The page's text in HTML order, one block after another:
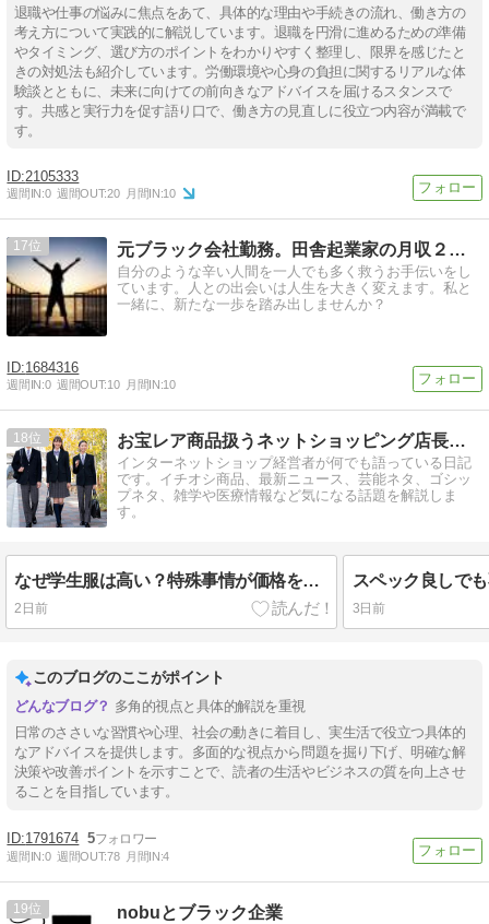
退職や仕事の悩みに焦点をあて、具体的な理由や手続きの流れ、働き方の
考え方について実践的に解説しています。退職を円滑に進めるための準備
やタイミング、選び方のポイントをわかりやすく整理し、限界を感じたと
きの対処法も紹介しています。労働環境や心身の負担に関するリアルな体
験談とともに、未来に向けての前向きなアドバイスを届けるスタンスで
す。共感と実行力を促す語り口で、働き方の見直しに役立つ内容が満載で
す。
2105333
週間IN:0 週間OUT:20 月間IN:10
17 元ブラック会社勤務。田舎起業家の月収２３万在宅ワークの全て
自分のような辛い人間を一人でも多く救うお手伝いをし
ています。人との出会いは人生を大きく変えます。私と
一緒に、新たな一歩を踏み出しませんか？
1684316
週間IN:0 週間OUT:10 月間IN:10
18 お宝レア商品扱うネットショッピング店長の日記
インターネットショップ経営者が何でも語っている日記
です。イチオシ商品、最新ニュース、芸能ネタ、ゴシッ
プネタ、雑学や医療情報など気になる話題を解説しま
す。
なぜ学生服は高い？特殊事情が価格を決める
2日前 3日前
このブログのここがポイント
多角的視点と具体的解説を重視
日常のささいな習慣や心理、社会の動きに着目し、実生活で役立つ具体的
なアドバイスを提供します。多面的な視点から問題を掘り下げ、明確な解
決策や改善ポイントを示すことで、読者の生活やビジネスの質を向上させ
ることを目指しています。
1791674 5
週間IN:0 週間OUT:78 月間IN:4
19 nobuとブラック企業